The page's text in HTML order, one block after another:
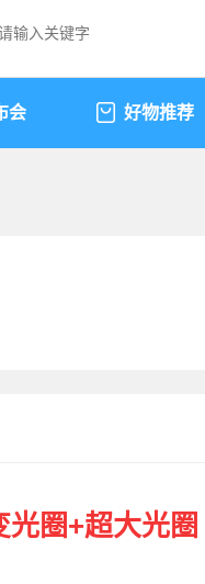
会 好物推荐
圈+超大光圈